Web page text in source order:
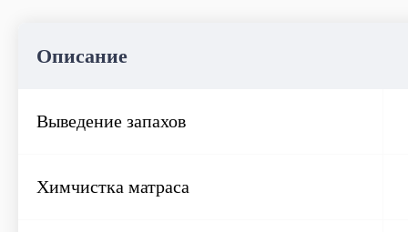
Описание
Выведение запахов
Химчистка матраса